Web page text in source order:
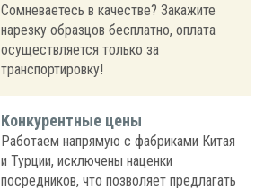
Сомневаетесь в качестве? Закажите
нарезку образцов бесплатно, оплата
осуществляется только за
транспортировку!
Конкурентные цены
Работаем напрямую с фабриками Китая
и Турции, исключены наценки
посредников, что позволяет предлагать